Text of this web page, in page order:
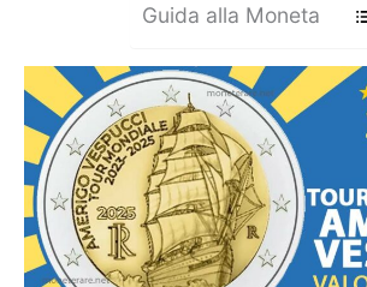
Guida alla Moneta